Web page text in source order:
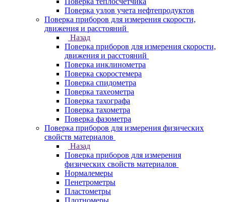
Поверка узлов учета нефтепродуктов
Поверка приборов для измерения скорости,
движения и расстояний
Назад
Поверка приборов для измерения скорости,
движения и расстояний
Поверка инклинометра
Поверка скоростемера
Поверка спидометра
Поверка тахеометра
Поверка тахографа
Поверка тахометра
Поверка фазометра
Поверка приборов для измерения физических
свойств материалов
Назад
Поверка приборов для измерения
физических свойств материалов
Нормалемеры
Пенетрометры
Пластометры
Плотномеры